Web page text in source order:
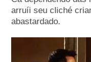
arruíi seu cliché
abastardado.